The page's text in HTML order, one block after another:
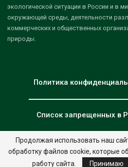
экологической ситуации в России и в
окружающей среды, деятельности
коммерческих и общественных
природы.
Политика
Список запрещенных в
© 2026 - НИА "Экология". Все права
Продолжая использовать наш
обработку файлов cookie, которые
работу сайта.
Принимаю